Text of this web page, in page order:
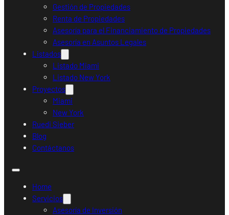
Gestión de Propiedades
Renta de Propiedades
Asesoría para el Financiamiento de Propiedades
Asesoría en Asuntos Legales
Listados
Listado Miami
Listado New York
Proyectos
Miami
New York
Ruedi Sieber
Blog
Contáctanos
Home
Servicios
Asesoría de Inversión